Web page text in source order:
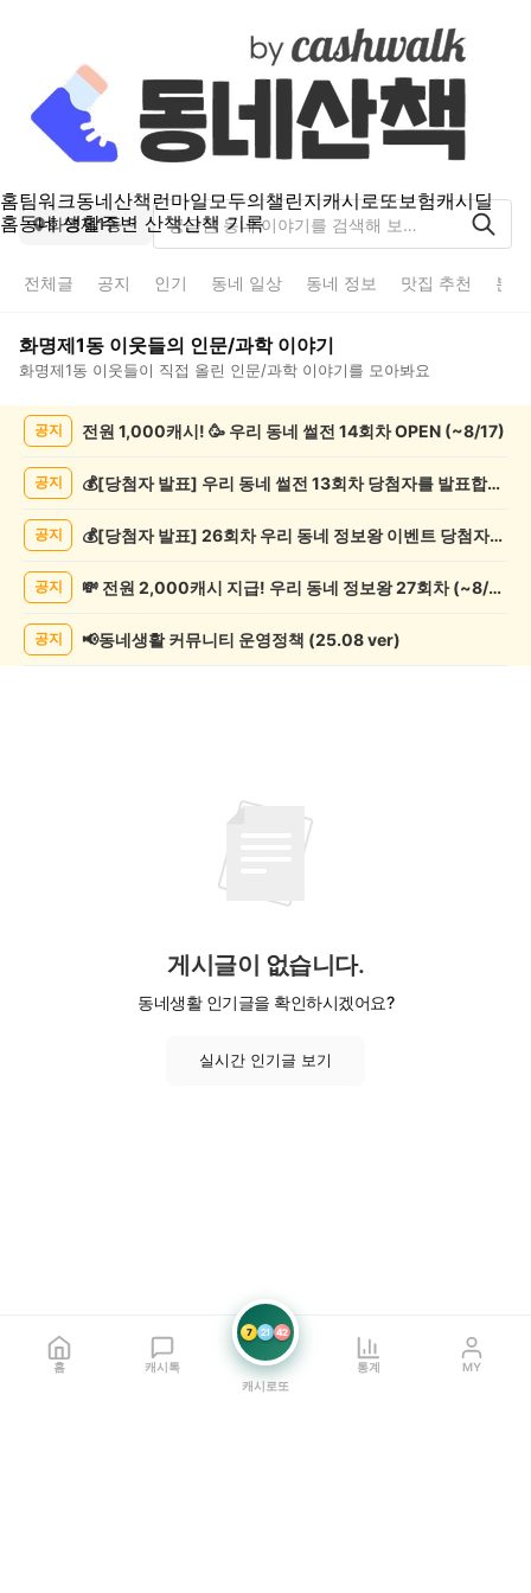
홈팀워크동네산책런마일모두의챌린지캐시로또보험캐시딜
홈동네 생활주변 산책산책 기록
화명제1동
전체글 공지 인기 동네 일상 동네 정보 맛집 추천 분
화명제1동 이웃들의 인문/과학이야기
화명제1동 이웃들이 직접 올린 인문/과학 이야기를 모아봐요
문/
글
공지 전원 1,000캐시! 🥳 우리 동네 썰전 14회차 OPEN (~8/17)
공지 💰[당첨자 발표] 우리 동네 썰전 13회차 당첨자를 발표합니다!
공지 💰[당첨자 발표] 26회차 우리 동네 정보왕 이벤트 당첨자를 발표합니다!
공지 💸 전원 2,000캐시 지급! 우리 동네 정보왕 27회차 (~8/10)
공지 📢동네생활 커뮤니티 운영정책 (25.08 ver)
게시글이 없습니다.
동네생활 인기글을 확인하시겠어요?
실시간 인기글 보기
홈 캐시톡
7 21 42
캐시로또
통계 MY